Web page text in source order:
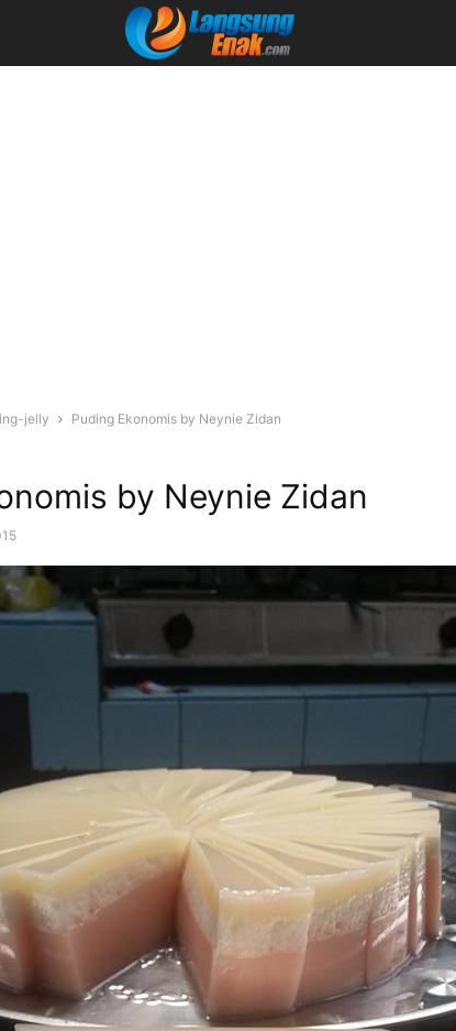
jelly Puding Ekonomis by Neynie Zidan
by Neynie Zidan